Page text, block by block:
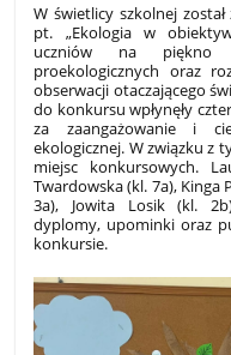
W świetlicy szkolnej
pt. „Ekologia w
uczniów na piękno
proekologicznych oraz
obserwacji otaczającego
do konkursu wpłynęły
za zaangażowanie i
ekologicznej. W związku z
miejsc konkursowych.
Twardowska (kl. 7a), Kinga
3a), Jowita Losik (kl.
dyplomy, upominki oraz
konkursie.